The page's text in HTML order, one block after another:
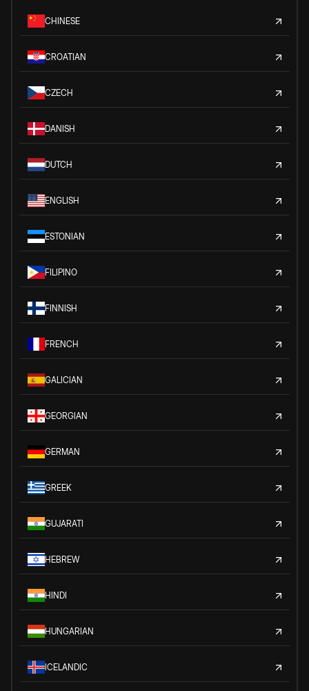
CHINESE
CROATIAN
CZECH
DANISH
DUTCH
ENGLISH
ESTONIAN
FILIPINO
FINNISH
FRENCH
GALICIAN
GEORGIAN
GERMAN
GREEK
GUJARATI
HEBREW
HINDI
HUNGARIAN
ICELANDIC